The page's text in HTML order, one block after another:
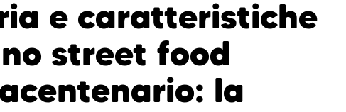
e caratteristiche
street food
la